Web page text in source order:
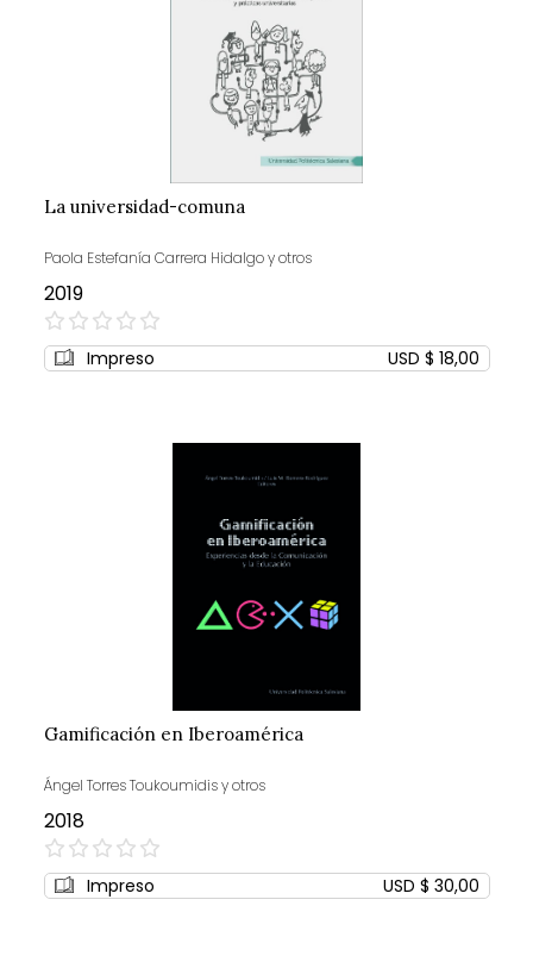
La universidad-comuna
Paola Estefanía Carrera Hidalgo y otros
2019
0%
Impreso USD $ 18,00
Gamificación en Iberoamérica
Ángel Torres Toukoumidis y otros
2018
0%
Impreso USD $ 30,00